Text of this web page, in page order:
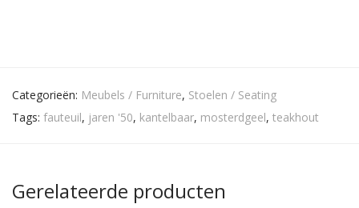
Categorieën: Meubels / Furniture, Stoelen / Seating
Tags: fauteuil, jaren '50, kantelbaar, mosterdgeel, teakhout
Gerelateerde producten